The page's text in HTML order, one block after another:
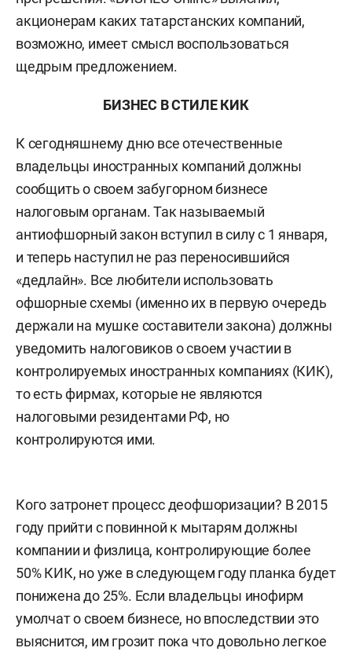
акционерам каких татарстанских компаний,
возможно, имеет смысл воспользоваться
щедрым предложением.
БИЗНЕС В СТИЛЕ КИК
К сегодняшнему дню все отечественные
владельцы иностранных компаний должны
сообщить о своем забугорном бизнесе
налоговым органам. Так называемый
антиофшорный закон вступил в силу с 1 января,
и теперь наступил не раз переносившийся
«дедлайн». Все любители использовать
офшорные схемы (именно их в первую очередь
держали на мушке составители закона) должны
уведомить налоговиков о своем участии в
контролируемых иностранных компаниях (КИК),
то есть фирмах, которые не являются
налоговыми резидентами РФ, но
контролируются ими.
Кого затронет процесс деофшоризации? В 2015
году прийти с повинной к мытарям должны
компании и физлица, контролирующие более
50% КИК, но уже в следующем году планка будет
понижена до 25%. Если владельцы инофирм
умолчат о своем бизнесе, но впоследствии это
выяснится, им грозит пока что довольно легкое